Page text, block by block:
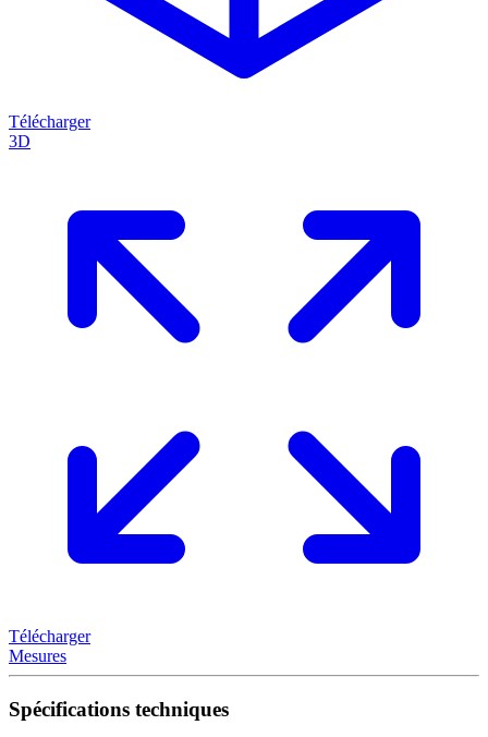
Télécharger
3D
Télécharger
Mesures
Spécifications techniques